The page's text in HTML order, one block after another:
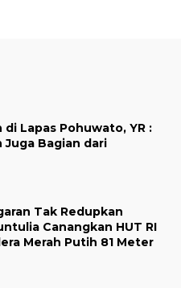
Lapas Pohuwato, YR :
Juga Bagian dari
Tak Redupkan
Canangkan HUT RI
Merah Putih 81 Meter